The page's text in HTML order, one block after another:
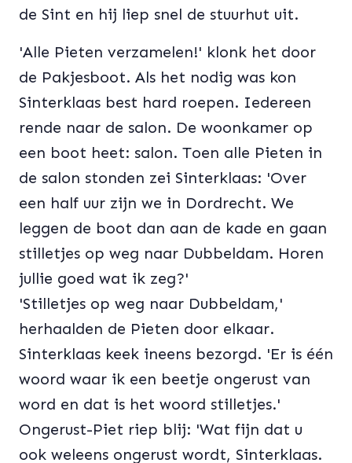
de Sint en hij liep snel de stuurhut uit.
'Alle Pieten verzamelen!' klonk het door
de Pakjesboot. Als het nodig was kon
Sinterklaas best hard roepen. Iedereen
rende naar de salon. De woonkamer op
een boot heet: salon. Toen alle Pieten in
de salon stonden zei Sinterklaas: 'Over
een half uur zijn we in Dordrecht. We
leggen de boot dan aan de kade en gaan
stilletjes op weg naar Dubbeldam. Horen
jullie goed wat ik zeg?'
'Stilletjes op weg naar Dubbeldam,'
herhaalden de Pieten door elkaar.
Sinterklaas keek ineens bezorgd. 'Er is één
woord waar ik een beetje ongerust van
word en dat is het woord stilletjes.'
Ongerust-Piet riep blij: 'Wat fijn dat u
ook weleens ongerust wordt, Sinterklaas.